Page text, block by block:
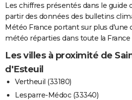
Les chiffres présentés dans le guide
partir des données des bulletins
Météo France portant sur plus d'une
météo réparties dans toute la
Les villes à proximité de
d'Esteuil
Vertheuil (33180)
Lesparre-Médoc (33340)